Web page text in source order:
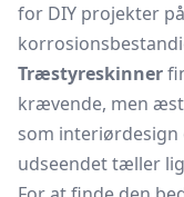
for DIY projekter
Træstyreskinner
krævende, men
som
udseendet tæller